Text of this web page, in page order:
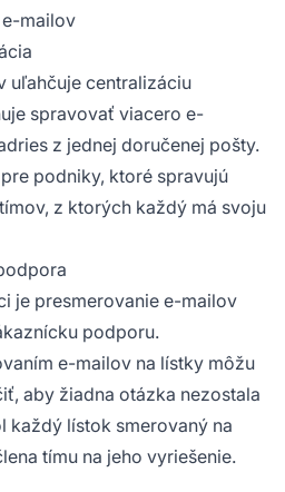
mailov
uľahčuje centralizáciu
spravovať viacero e-
z jednej doručenej pošty.
podniky, ktoré spravujú
z ktorých každý má svoju
je presmerovanie e-mailov
podporu.
e-mailov na lístky môžu
aby žiadna otázka nezostala
každý lístok smerovaný na
tímu na jeho vyriešenie.